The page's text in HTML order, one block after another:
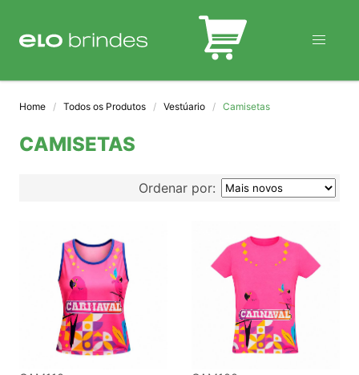
BLOG
Home Todos os Produtos Vestúario Camisetas
CAMISETAS
Ordenar por: